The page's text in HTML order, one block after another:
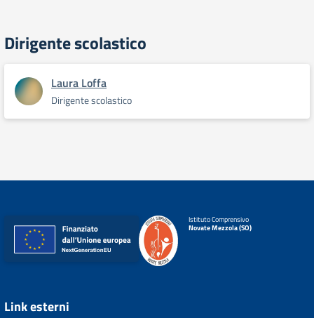
Dirigente scolastico
Laura Loffa
Dirigente scolastico
Istituto Comprensivo
Novate Mezzola (SO)
Link esterni